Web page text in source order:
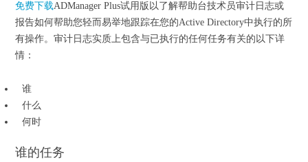
免费下载ADManager Plus试用版以了解帮助台技术员审计日志或
报告如何帮助您轻而易举地跟踪在您的Active Directory中执行的所
有操作。审计日志实质上包含与已执行的任何任务有关的以下详
情：
谁
什么
何时
谁的任务